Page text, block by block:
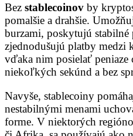
Bez stablecoinov by
pomalšie a drahšie.
burzami, poskytujú stabilné
zjednodušujú platby medzi
vďaka nim posielať peniaze
niekoľkých sekúnd a bez
Navyše, stablecoiny
nestabilnými menami
forme. V niektorých